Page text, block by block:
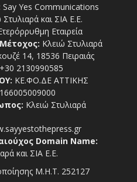
Say Yes Communications
Στυλιαρά και ΣΙΑ Ε.Ε.
Εταιρεία
Κλειώ Στυλιαρά
14, 18536 Πειραιάς
+30 2130990585
ΚΕ.ΦΟ.ΔΕ ΑΤΤΙΚΗΣ
166005009000
Κλειώ Στυλιαρά
Domain Name:
και ΣΙΑ Ε.Ε.
Μ.Η.Τ. 252127